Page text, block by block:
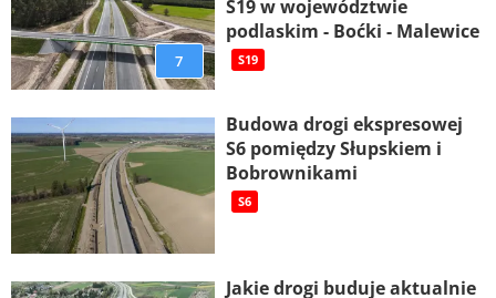
7
S19 w województwie
podlaskim - Boćki - Malewice
S19
Budowa drogi ekspresowej
S6 pomiędzy Słupskiem i
Bobrownikami
S6
Jakie drogi buduje aktualnie